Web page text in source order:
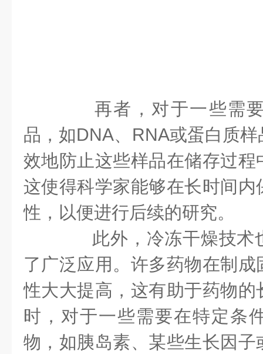
再者，对于一些需要
品，如DNA、RNA或蛋白质
效地防止这些样品在储存过
这使得科学家能够在长时间
性，以便进行后续的研究。
此外，冷冻干燥技术
了广泛应用。许多药物在制
性大大提高，这有助于药物
时，对于一些需要在特定条
物，如胰岛素、某些生长因